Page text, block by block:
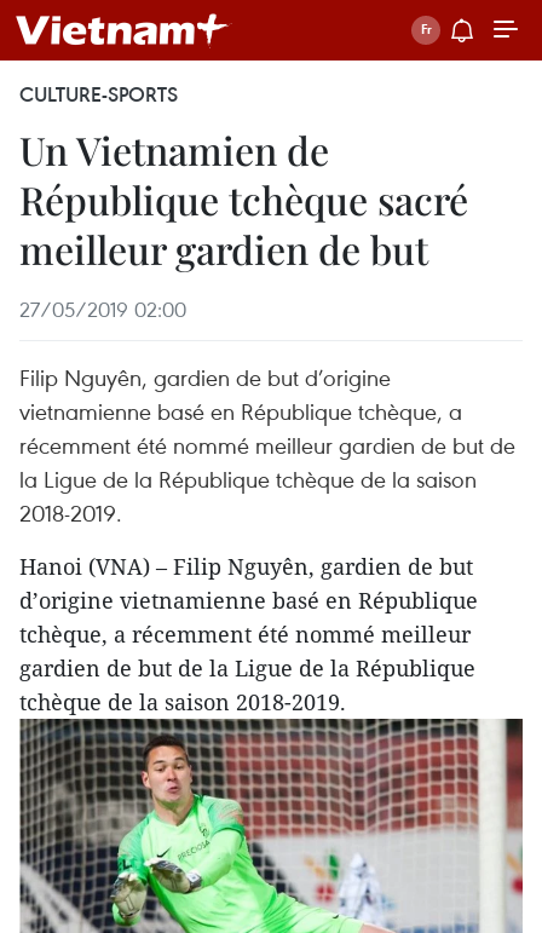
CULTURE-SPORTS
Un Vietnamien de
République tchèque sacré
meilleur gardien de but
27/05/2019 02:00
Filip Nguyên, gardien de but d’origine
vietnamienne basé en République tchèque, a
récemment été nommé meilleur gardien de but de
la Ligue de la République tchèque de la saison
2018-2019.
Hanoi (VNA) – Filip Nguyên, gardien de but
d’origine vietnamienne basé en République
tchèque, a récemment été nommé meilleur
gardien de but de la Ligue de la République
tchèque de la saison 2018-2019.